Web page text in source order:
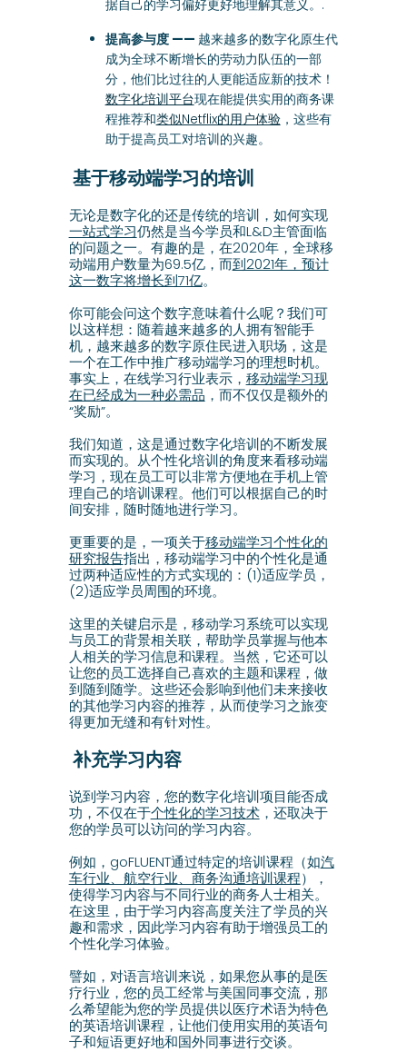
据自己的学习偏好更好地理解其意义。.
提高参与度 —— 越来越多的数字化原生代
成为全球不断增长的劳动力队伍的一部
分，他们比过往的人更能适应新的技术！
数字化培训平台现在能提供实用的商务课
程推荐和类似Netflix的用户体验，这些有
助于提高员工对培训的兴趣。
基于移动端学习的培训
无论是数字化的还是传统的培训，如何实现
一站式学习仍然是当今学员和L&D主管面临
的问题之一。有趣的是，在2020年，全球移
动端用户数量为69.5亿，而到2021年，预计
这一数字将增长到71亿。
你可能会问这个数字意味着什么呢？我们可
以这样想：随着越来越多的人拥有智能手
机，越来越多的数字原住民进入职场，这是
一个在工作中推广移动端学习的理想时机。
事实上，在线学习行业表示， 移动端学习现
在已经成为一种必需品 ，而不仅仅是额外的
“奖励”。
我们知道，这是通过数字化培训的不断发展
而实现的。从个性化培训的角度来看移动端
学习，现在员工可以非常方便地在手机上管
理自己的培训课程。他们可以根据自己的时
间安排，随时随地进行学习。
更重要的是，一项关于移动端学习个性化的
研究报告指出，移动端学习中的个性化是通
过两种适应性的方式实现的：(1)适应学员，
(2)适应学员周围的环境。
这里的关键启示是，移动学习系统可以实现
与员工的背景相关联，帮助学员掌握与他本
人相关的学习信息和课程。当然，它还可以
让您的员工选择自己喜欢的主题和课程，做
到随到随学。这些还会影响到他们未来接收
的其他学习内容的推荐，从而使学习之旅变
得更加无缝和有针对性。
补充学习内容
说到学习内容，您的数字化培训项目能否成
功，不仅在于个性化的学习技术，还取决于
您的学员可以访问的学习内容。
例如，goFLUENT通过特定的培训课程（如汽
车行业、航空行业、商务沟通培训课程），
使得学习内容与不同行业的商务人士相关。
在这里，由于学习内容高度关注了学员的兴
趣和需求，因此学习内容有助于增强员工的
个性化学习体验。
譬如，对语言培训来说，如果您从事的是医
疗行业，您的员工经常与美国同事交流，那
么希望能为您的学员提供以医疗术语为特色
的英语培训课程，让他们使用实用的英语句
子和短语更好地和国外同事进行交谈。